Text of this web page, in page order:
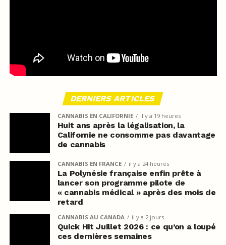
DERNIERS ARTICLES
CANNABIS EN CALIFORNIE il y a 19 heures
Huit ans après la légalisation, la
Californie ne consomme pas davantage
de cannabis
CANNABIS EN FRANCE il y a 24 heures
La Polynésie française enfin prête à
lancer son programme pilote de
« cannabis médical » après des mois de
retard
CANNABIS AU CANADA il y a 2 jours
Quick Hit Juillet 2026 : ce qu’on a loupé
ces dernières semaines